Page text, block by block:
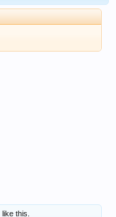
like this.